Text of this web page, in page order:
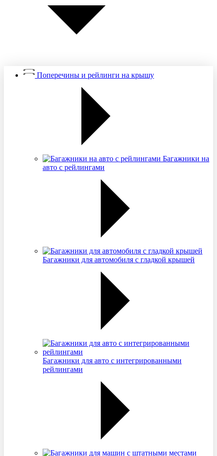
Поперечины и рейлинги на крышу
Багажники на
авто с рейлингами
Багажники для автомобиля с гладкой крышей
Багажники для авто с интегрированными
рейлингами